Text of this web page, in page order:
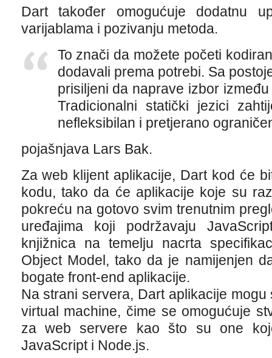
Dart također omogućuje dodatnu
varijablama i pozivanju metoda.
To znači da možete početi
dodavali prema potrebi. Sa
prisiljeni da naprave izbor
Tradicionalni statički jezici
nefleksibilan i pretjerano
pojašnjava Lars Bak.
Za web klijent aplikacije, Dart kod će
kodu, tako da će aplikacije koje su
pokreću na gotovo svim trenutnim
uređajima koji podržavaju
knjižnica na temelju nacrta
Object Model, tako da je namijenjen
bogate front-end aplikacije.
Na strani servera, Dart aplikacije
virtual machine, čime se omogućuje
za web servere kao što su one
JavaScript i Node.js.